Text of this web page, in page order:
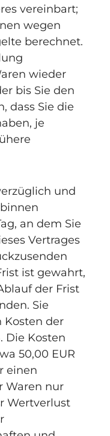
vereinbart;
wegen
berechnet.
wieder
bis Sie den
dass Sie die
je
und
an dem Sie
Vertrages
ist gewahrt,
der Frist
Sie
der
Die Kosten
50,00 EUR
einen
Waren nur
Wertverlust